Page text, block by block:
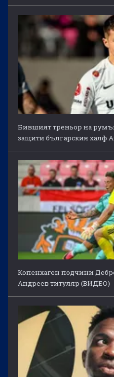
Бившият треньор на
защити българския халф
Копенхаген подчини
Андреев титуляр (ВИДЕО)